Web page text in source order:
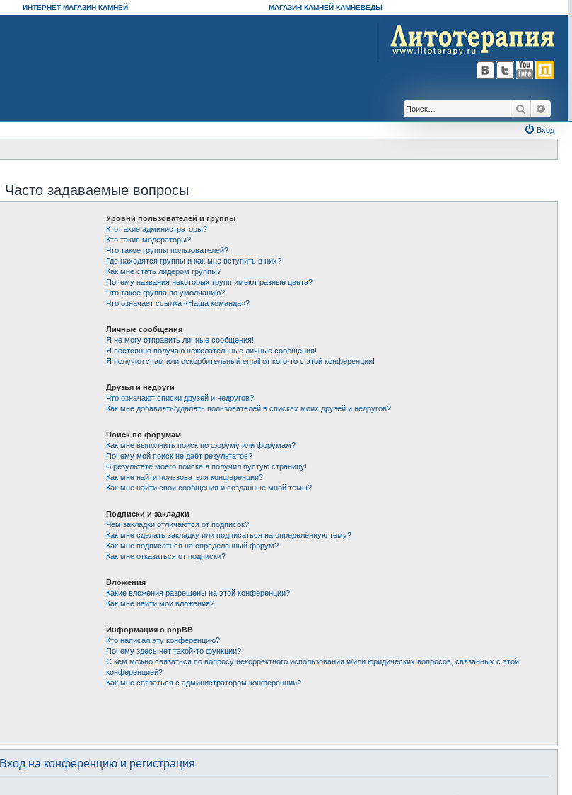
ИНТЕРНЕТ-МАГАЗИН КАМНЕЙ МАГАЗИН КАМНЕЙ КАМНЕВЕДЫ
Поиск
Вход
Часто задаваемые вопросы
Уровни пользователей и группы
Кто такие администраторы?
Кто такие модераторы?
Что такое группы пользователей?
Где находятся группы и как мне вступить в них?
Как мне стать лидером группы?
Почему названия некоторых групп имеют разные цвета?
Что такое группа по умолчанию?
Что означает ссылка «Наша команда»?
Личные сообщения
Я не могу отправить личные сообщения!
Я постоянно получаю нежелательные личные сообщения!
Я получил спам или оскорбительный email от кого-то с этой конференции!
Друзья и недруги
Что означают списки друзей и недругов?
Как мне добавлять/удалять пользователей в списках моих друзей и недругов?
Поиск по форумам
Как мне выполнить поиск по форуму или форумам?
Почему мой поиск не даёт результатов?
В результате моего поиска я получил пустую страницу!
Как мне найти пользователя конференции?
Как мне найти свои сообщения и созданные мной темы?
Подписки и закладки
Чем закладки отличаются от подписок?
Как мне сделать закладку или подписаться на определённую тему?
Как мне подписаться на определённый форум?
Как мне отказаться от подписки?
Вложения
Какие вложения разрешены на этой конференции?
Как мне найти мои вложения?
Информация о phpBB
Кто написал эту конференцию?
Почему здесь нет такой-то функции?
С кем можно связаться по вопросу некорректного использования и/или юридических вопросов, связанных с этой
конференцией?
Как мне связаться с администратором конференции?
Вход на конференцию и регистрация